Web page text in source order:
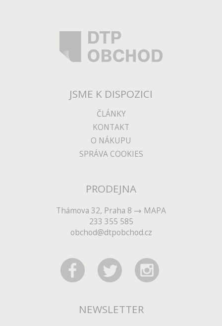
JSME K DISPOZICI
ČLÁNKY
KONTAKT
O NÁKUPU
SPRÁVA COOKIES
PRODEJNA
Thámova 32, Praha 8
MAPA
233 355 585
obchod@dtpobchod.cz
NEWSLETTER